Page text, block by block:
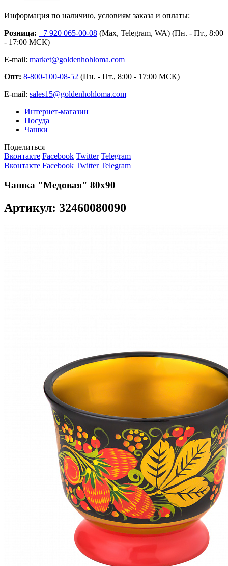
Информация по наличию, условиям заказа и оплаты:
Розница: +7 920 065-00-08 (Max, Telegram, WA) (Пн. - Пт., 8:00
- 17:00 МСК)
E-mail: market@goldenhohloma.com
Опт: 8-800-100-08-52 (Пн. - Пт., 8:00 - 17:00 МСК)
E-mail: sales15@goldenhohloma.com
Интернет-магазин
Посуда
Чашки
Поделиться
Вконтакте Facebook Twitter Telegram
Вконтакте Facebook Twitter Telegram
Чашка "Медовая" 80х90
Артикул: 32460080090